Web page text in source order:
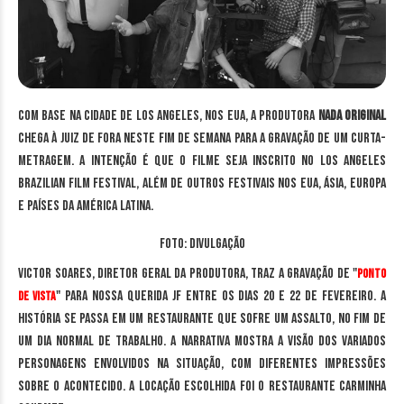
Com base na cidade de Los Angeles, nos EUA, a produtora Nada Original
chega à Juiz de Fora neste fim de semana para a gravação de um curta-
metragem. A intenção é que o filme seja inscrito no Los Angeles
Brazilian Film Festival, além de outros festivais nos EUA, Ásia, Europa
e países da América Latina.
Foto: Divulgação
Victor Soares, diretor geral da produtora, traz a gravação de "Ponto
de Vista" para nossa querida JF entre os dias 20 e 22 de fevereiro. A
história se passa em um restaurante que sofre um assalto, no fim de
um dia normal de trabalho. A narrativa mostra a visão dos variados
personagens envolvidos na situação, com diferentes impressões
sobre o acontecido. A locação escolhida foi o restaurante Carminha